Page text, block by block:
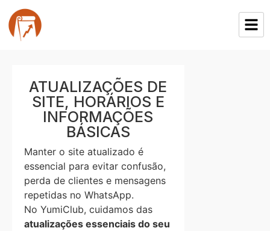
ATUALIZAÇÕES DE
SITE, HORÁRIOS E
INFORMAÇÕES
BÁSICAS
Manter o site atualizado é
essencial para evitar confusão,
perda de clientes e mensagens
repetidas no WhatsApp.
No YumiClub, cuidamos das
atualizações essenciais do seu